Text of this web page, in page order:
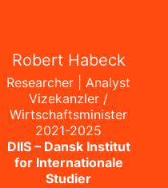
Robert Habeck
Researcher | Analyst
Vizekanzler /
Wirtschaftsminister
2021-2025
DIIS – Dansk Institut
for Internationale
Studier